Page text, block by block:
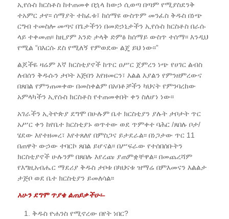
ኢየሱስ ክርስቶስ ከተጠመቀ በኋላ ከውኃ ሲወጣ በጣም የሚያስደንቅ
ተአምር ታየ፡፡ ሰማያት ተከፈቱ፤ ከሰማዩ ውስጥም መንፈስ ቅዱስ በነጭ
ርግብ ተመስሎ መጣና በጌታችንነ በመድኃኒታችን ኢየሱስ ክርስቶስ በራሱ
ላይ ተቀመጠ፡፡ ከዚያም አንድ ታላቅ ድምፅ ከሰማይ ውስጥ ተሰማ፡፡ እንዲህ
የሚል “በእርሱ ደስ የሚለኝ የምወደው ልጄ ይህ ነው፡፡”
ልጆችዬ ዛሬም እኛ ክርስቲያኖች ከጥር ዐሥር ጀምረን ነጭ የሀገር ልብስ
ለብሰን ቅዱሱን ታቦት አጅበን እየዘመርን፣ እልል እያልን የምንዘምረውና
በጸበል የምንጠመቀው በመስቀልም በአባቶቻችን ካህናት የምንባረከው
አምላካችን ኢየሱስ ክርስቶስ የተጠመቀበት ቀን ስለሆነ ነው፡፡
አገራችን ኢትዮጵያ ደግሞ በሁሉም ቤተ ክርስቲያን ያሉት ታቦታት ጥር
አሥር ቀን ከየቤተ ክርስቲያኑ ወጥተው ወደ ጥምቀተ ባሕር /ጸበሉ ቦታ/
ሄደው እየተዘመረ፣ እየተጸለየ በምስጋና ይታደራል፡፡ በነጋታው ጥር 11
በጠዋት ውኃው ተባርኮ ጸበል ይሆናል፡፡ በሥፍራው የተሰበሰቡትን
ክርስቲያኖች ሁሉንም በጸበሉ እየረጩ ያጠምቋቸዋል፡፡ በመጨረሻም
የእግዚአብሔር ማደሪያ ቅዱስ ታቦቱ በካህናቱ ዝማሬ በምእመናን እልልታ
ታጅቦ ወደ ቤተ ክርስቲያን ይመለሳል፡፡
አሁን ደግሞ ጥያቄ ልጠይቃችሁ፡–
ቅዱስ ዮሐንስ የሚኖረው በየት ነበር?